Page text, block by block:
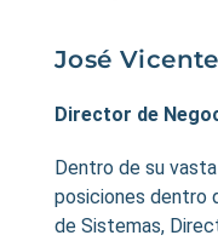
José
Director de
Dentro de su
posiciones dentro
de Sistemas,